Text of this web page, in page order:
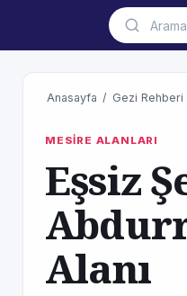
Anasayfa / Gezi Rehberi
MESİRE ALANLARI
Eşsiz
Alanı